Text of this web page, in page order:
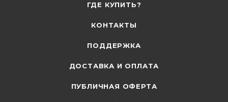
ГДЕ КУПИТЬ?
КОНТАКТЫ
ПОДДЕРЖКА
ДОСТАВКА И ОПЛАТА
ПУБЛИЧНАЯ ОФЕРТА